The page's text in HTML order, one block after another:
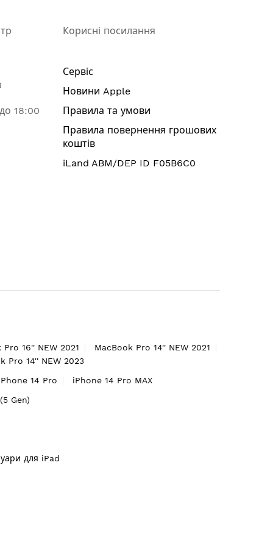
18:00
Корисні посилання
Сервіс
Новини Apple
Правила та умови
Правила повернення грошових
коштів
iLand ABM/DEP ID F05B6C0
Pro 16'' NEW 2021
MacBook Pro 14'' NEW 2021
Pro 14'' NEW 2023
14 Pro
iPhone 14 Pro MAX
Gen)
для iPad